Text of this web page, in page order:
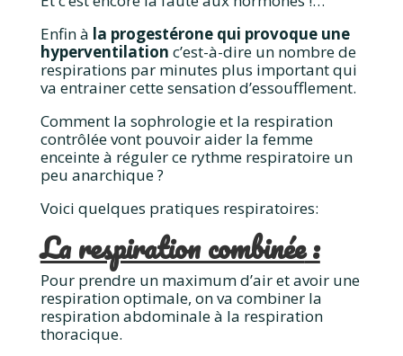
Enfin à la progestérone qui provoque une
hyperventilation c’est-à-dire un nombre de
respirations par minutes plus important qui
va entrainer cette sensation d’essoufflement.
Comment la sophrologie et la respiration
contrôlée vont pouvoir aider la femme
enceinte à réguler ce rythme respiratoire un
peu anarchique ?
Voici quelques pratiques respiratoires:
La respiration combinée:
Pour prendre un maximum d’air et avoir une
respiration optimale, on va combiner la
respiration abdominale à la respiration
thoracique.